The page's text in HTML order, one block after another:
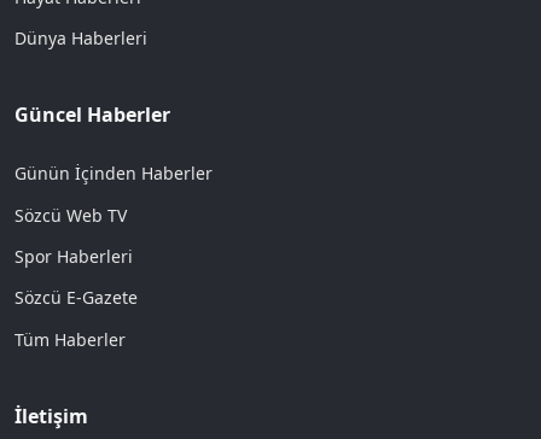
Dünya Haberleri
Güncel Haberler
Günün İçinden Haberler
Sözcü Web TV
Spor Haberleri
Sözcü E-Gazete
Tüm Haberler
İletişim